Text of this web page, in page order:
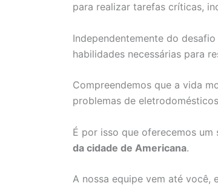
para realizar tarefas críticas,
Independentemente do
habilidades necessárias para
Compreendemos que a vida
problemas de
É por isso que oferecemos
da cidade de Americana.
A nossa equipe vem até você,